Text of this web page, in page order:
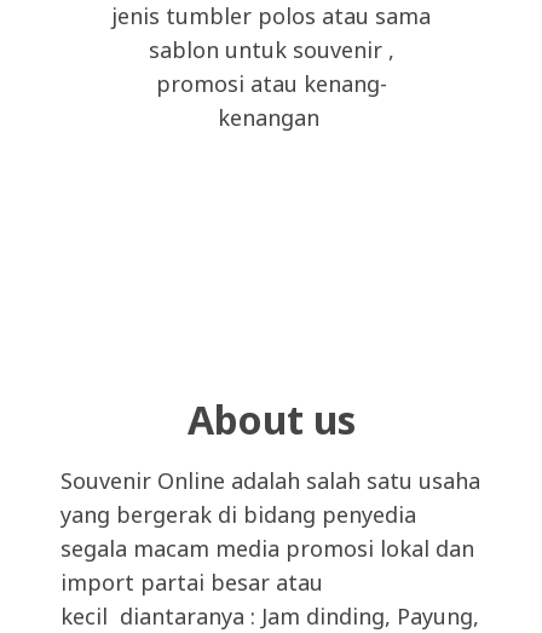
jenis tumbler polos atau sama
sablon untuk souvenir ,
promosi atau kenang-
kenangan
About us
Souvenir Online adalah salah satu usaha
yang bergerak di bidang penyedia
segala macam media promosi lokal dan
import partai besar atau
kecil diantaranya : Jam dinding, Payung,